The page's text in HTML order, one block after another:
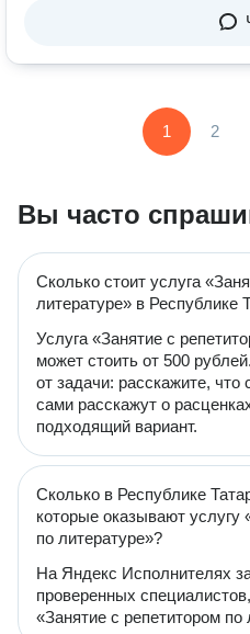
1 2
Вы часто
Сколько стоит услуга
литературе» в Республике
Услуга «Занятие с
может стоить от 500
от задачи: расскажите, что
сами расскажут о
подходящий вариант.
Сколько в Республике
которые оказывают услугу
по литературе»?
На Яндекс Исполнителях
проверенных
«Занятие с репетитором по